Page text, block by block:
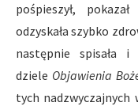
pośpieszył,
odzyskała szybko
następnie spisała
dziele Objawienia
tych nadzwyczajnych